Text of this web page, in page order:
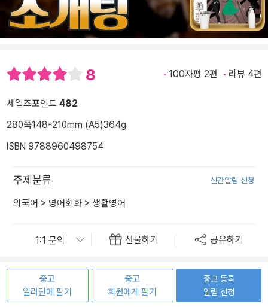
8 100자평 2편 리뷰 4편
세일즈포인트 482
280쪽148*210mm (A5)364g
ISBN 9788960498754
주제분류 신간알림 신청
외국어 > 영어회화 > 생활영어
선물하기 공유하기
중고
알라딘에 팔기
중고
회원에게 팔기
중고 등록
알림 신청